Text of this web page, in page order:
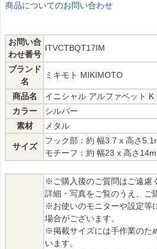
商品についてのお問い合わせ
お問い合
わせ番号
ITVCTBQT17IM
ブランド
名
ミキモト MIKIMOTO
商品名
イニシャル アルファベット K
カラー
シルバー
素材
メタル
サイズ
フック部：約 幅3.7 x 高さ
モチーフ：約 幅23 x 高さ
※ご購入後のご質問はご遠慮
詳細・写真をご覧のうえ、ご
※お使いのモニターや設定等
場合がございます。
※掲載サイズには手作業のた
います。